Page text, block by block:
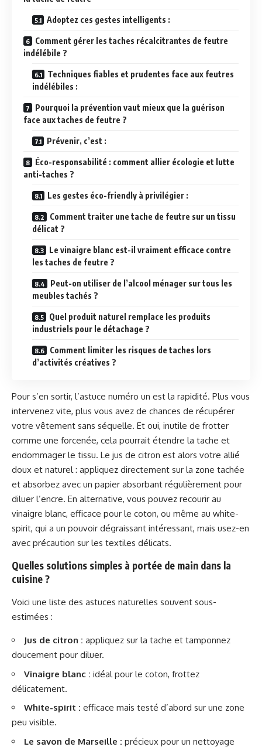
Adoptez ces gestes intelligents :
Comment gérer les taches récalcitrantes de feutre
indélébile ?
Techniques fiables et prudentes face aux feutres
indélébiles :
Pourquoi la prévention vaut mieux que la guérison
face aux taches de feutre ?
Prévenir, c’est :
Éco-responsabilité : comment allier écologie et lutte
anti-taches ?
Les gestes éco-friendly à privilégier :
Comment traiter une tache de feutre sur un tissu
délicat ?
Le vinaigre blanc est-il vraiment efficace contre
les taches de feutre ?
Peut-on utiliser de l’alcool ménager sur tous les
meubles tachés ?
Quel produit naturel remplace les produits
industriels pour le détachage ?
Comment limiter les risques de taches lors
d’activités créatives ?
Pour s’en sortir, l’astuce numéro un est la rapidité. Plus vous
intervenez vite, plus vous avez de chances de récupérer
votre vêtement sans séquelle. Et oui, inutile de frotter
comme une forcenée, cela pourrait étendre la tache et
endommager le tissu. Le jus de citron est alors votre allié
doux et naturel : appliquez directement sur la zone tachée
et absorbez avec un papier absorbant régulièrement pour
diluer l’encre. En alternative, vous pouvez recourir au
vinaigre blanc, efficace pour le coton, ou même au white-
spirit, qui a un pouvoir dégraissant intéressant, mais usez-en
avec précaution sur les textiles délicats.
Quelles solutions simples à portée de main dans la
cuisine ?
Voici une liste des astuces naturelles souvent sous-
estimées :
Jus de citron : appliquez sur la tache et tamponnez
doucement pour diluer.
Vinaigre blanc : idéal pour le coton, frottez
délicatement.
White-spirit : efficace mais testé d’abord sur une zone
peu visible.
Le savon de Marseille : précieux pour un nettoyage